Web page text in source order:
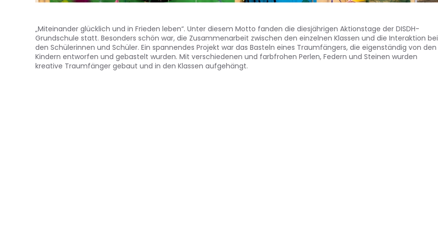
„Miteinander glücklich und in Frieden leben“. Unter diesem Motto fanden die diesjährigen Aktionstage der DISDH-
Grundschule statt. Besonders schön war, die Zusammenarbeit zwischen den einzelnen Klassen und die Interaktion bei
den Schülerinnen und Schüler. Ein spannendes Projekt war das Basteln eines Traumfängers, die eigenständig von den
Kindern entworfen und gebastelt wurden. Mit verschiedenen und farbfrohen Perlen, Federn und Steinen wurden
kreative Traumfänger gebaut und in den Klassen aufgehängt.